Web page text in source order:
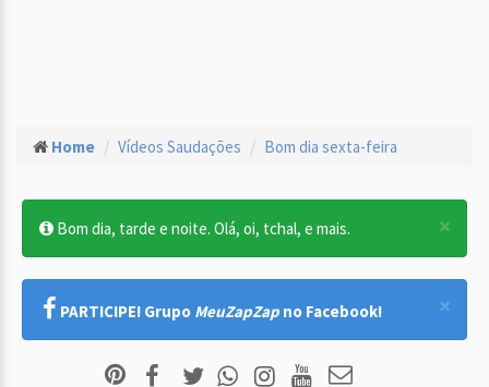
Home Vídeos Saudações Bom dia sexta-feira
×
Bom dia, tarde e noite. Olá, oi, tchal, e mais.
×
PARTICIPE! Grupo MeuZapZap no Facebook!